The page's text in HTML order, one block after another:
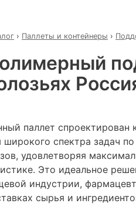
› Паллеты и контейнеры ›
паллет спроектирован
широкого спектра задач
удовлетворяя
Это идеальное
индустрии,
сырья и